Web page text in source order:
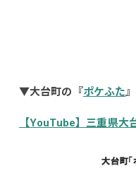
▼大台町の『ポケふた
【YouTube】三重県大